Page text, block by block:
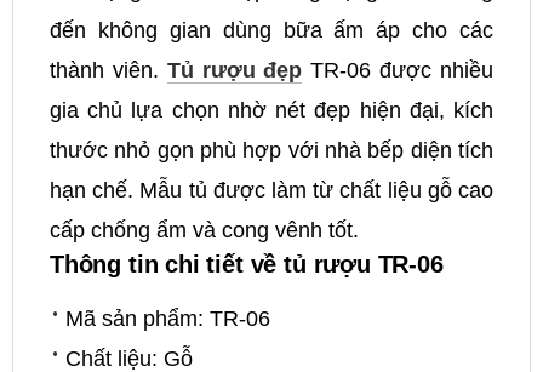
đến không gian dùng bữa ấm áp cho các
thành viên. Tủ rượu đẹp TR-06 được nhiều
gia chủ lựa chọn nhờ nét đẹp hiện đại, kích
thước nhỏ gọn phù hợp với nhà bếp diện tích
hạn chế. Mẫu tủ được làm từ chất liệu gỗ cao
cấp chống ẩm và cong vênh tốt.
Thông tin chi tiết về tủ rượu TR-06
Mã sản phẩm: TR-06
Chất liệu: Gỗ